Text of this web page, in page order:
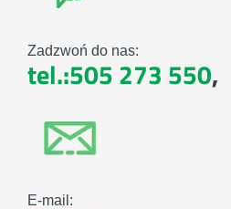
Zadzwoń do nas:
tel.:505 273 550,
E-mail: